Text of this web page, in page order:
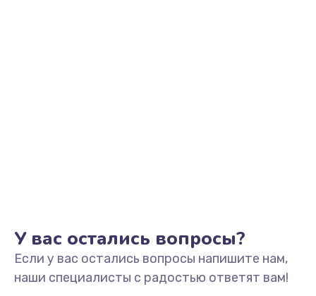
Замена/Pемонт карбюратора
1300 руб.
У вас остались вопросы?
Если у вас остались вопросы напишите нам,
наши специалисты с радостью ответят вам!